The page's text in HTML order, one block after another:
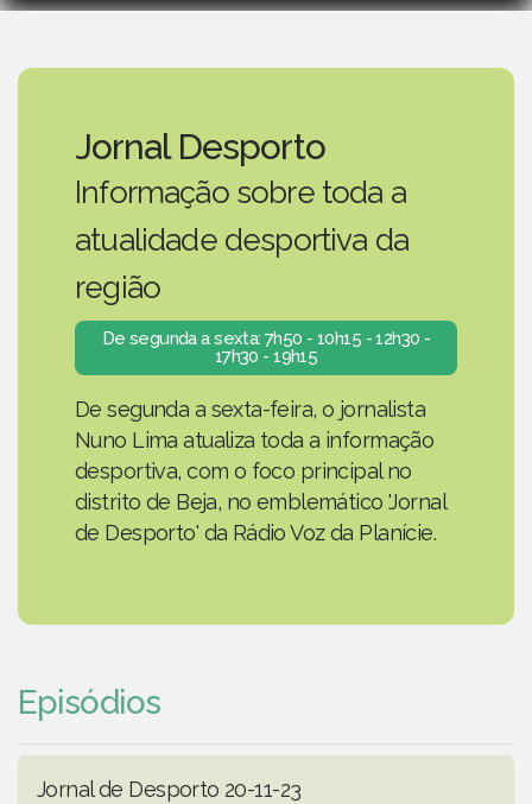
Jornal Desporto
Informação sobre toda a
atualidade desportiva da
região
De segunda a sexta: 7h50 - 10h15 - 12h30 -
17h30 - 19h15
De segunda a sexta-feira, o jornalista
Nuno Lima atualiza toda a informação
desportiva, com o foco principal no
distrito de Beja, no emblemático 'Jornal
de Desporto' da Rádio Voz da Planície.
Episódios
Jornal de Desporto 20-11-23